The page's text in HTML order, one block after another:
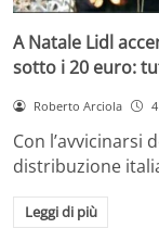
A Natale Lidl
sotto i 20 euro:
Roberto Arciola
Con l’avvicinarsi
distribuzione
Leggi di più